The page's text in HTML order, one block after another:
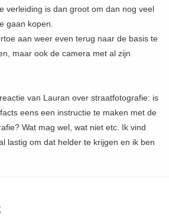
verleiding is dan groot om dan nog veel
gaan kopen.
aan weer even terug naar de basis te
maar ook de camera met al zijn
van Lauran over straatfotografie: is
eens een instructie te maken met de
Wat mag wel, wat niet etc. Ik vind
lastig om dat helder te krijgen en ik ben